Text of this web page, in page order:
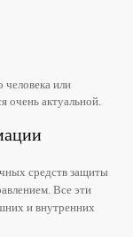
человека или
очень актуальной.
средств защиты
Все эти
и внутренних